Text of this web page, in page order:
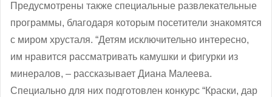
Предусмотрены также специальные развлекательные
программы, благодаря которым посетители знакомятся
с миром хрусталя. “Детям исключительно интересно,
им нравится рассматривать камушки и фигурки из
минералов, ‒ рассказывает Диана Малеева.
Специально для них подготовлен конкурс “Краски, дар